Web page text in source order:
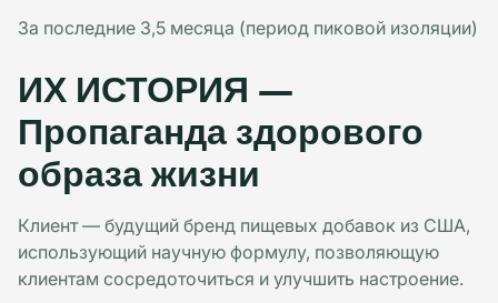
За последние 3,5 месяца (период пиковой изоляции)
ИХ ИСТОРИЯ —
Пропаганда здорового
образа жизни
Клиент — будущий бренд пищевых добавок из США,
использующий научную формулу, позволяющую
клиентам сосредоточиться и улучшить настроение.